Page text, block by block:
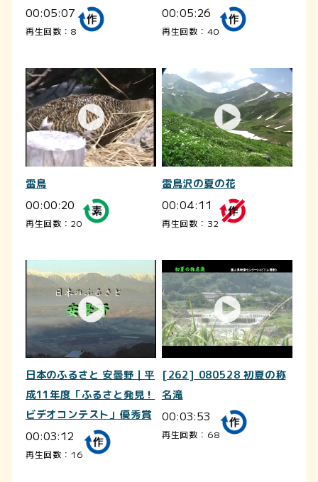
00:05:07
再生回数：8
00:05:26
再生回数：40
雷鳥
00:00:20
再生回数：20
雷鳥沢の夏の花
00:04:11
再生回数：32
日本のふるさと 安曇野｜平
成11年度「ふるさと発見！
ビデオコンテスト」優秀賞
00:03:12
再生回数：16
[262] 080528 初夏の称
名滝
00:03:53
再生回数：68